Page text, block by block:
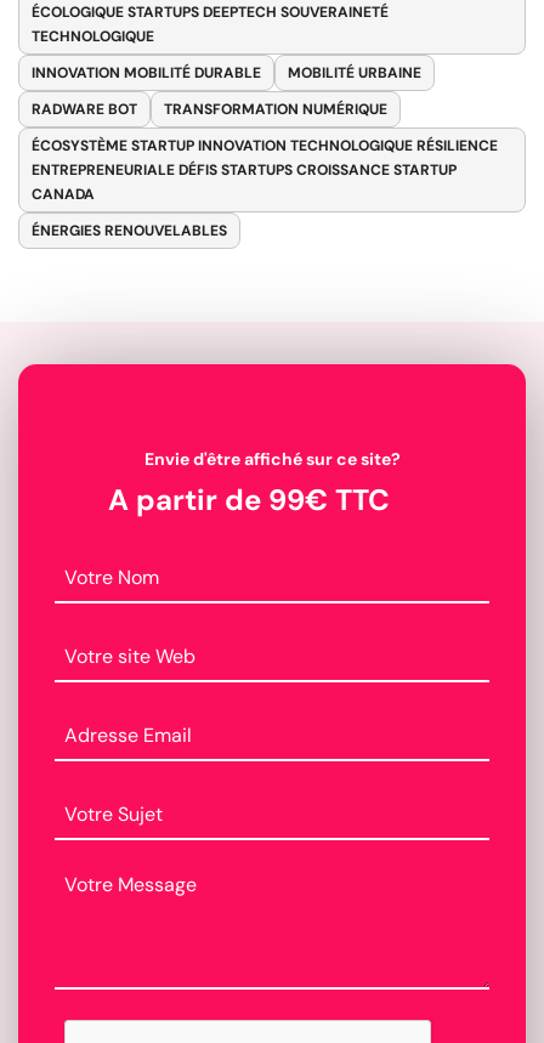
ÉCOLOGIQUE STARTUPS DEEPTECH SOUVERAINETÉ
TECHNOLOGIQUE
INNOVATION MOBILITÉ DURABLE
MOBILITÉ URBAINE
RADWARE BOT
TRANSFORMATION NUMÉRIQUE
ÉCOSYSTÈME STARTUP INNOVATION TECHNOLOGIQUE RÉSILIENCE
ENTREPRENEURIALE DÉFIS STARTUPS CROISSANCE STARTUP
CANADA
ÉNERGIES RENOUVELABLES
Envie d'être affiché sur ce site?
A partir de 99€ TTC